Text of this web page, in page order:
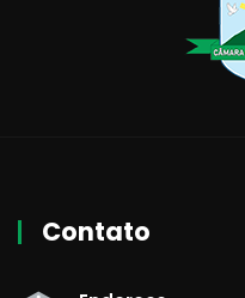
Contato